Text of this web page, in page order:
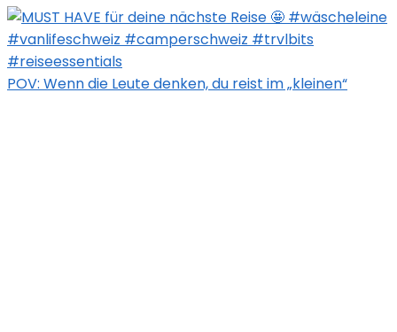
POV: Wenn die Leute denken, du reist im „kleinen“